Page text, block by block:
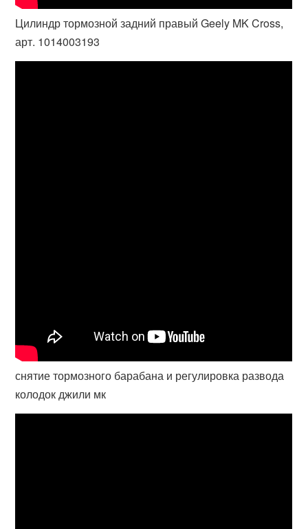
Цилиндр тормозной задний правый Geely MK Cross,
арт. 1014003193
снятие тормозного барабана и регулировка развода
колодок джили мк